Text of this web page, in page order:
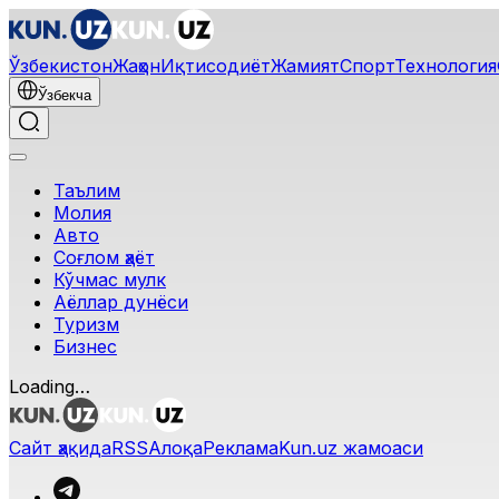
ЎзбекистонЖаҳонИқтисодиётЖамиятСпортТехнология
Ўзбекча
Таълим
Молия
Авто
Соғлом ҳаёт
Кўчмас мулк
Аёллар дунёси
Туризм
Бизнес
Loading…
Сайт ҳақидаRSSАлоқаРекламаKun.uz жамоаси